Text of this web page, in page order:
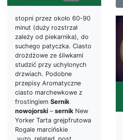
stopni przez około 60-90
minut (duży rozstrzał
zależy od piekarnika), do
suchego patyczka. Ciasto
drożdżowe ze śliwkami
studzić przy uchylonych
drzwiach. Podobne
przepisy Aromatyczne
ciasto marchewkowe z
frostingiem Sernik
nowojorski – sernikNew
Yorker Tarta grejpfrutowa
Rogale marcińskie